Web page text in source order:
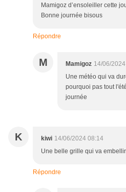
Mamigoz d’ensoleiller cette
Bonne journée bisous
Répondre
M Mamigoz 14/06/
Une météo qui va
pourquoi pas tout
journée
K kiwi 14/06/2024 08:14
Une belle grille qui va
Répondre